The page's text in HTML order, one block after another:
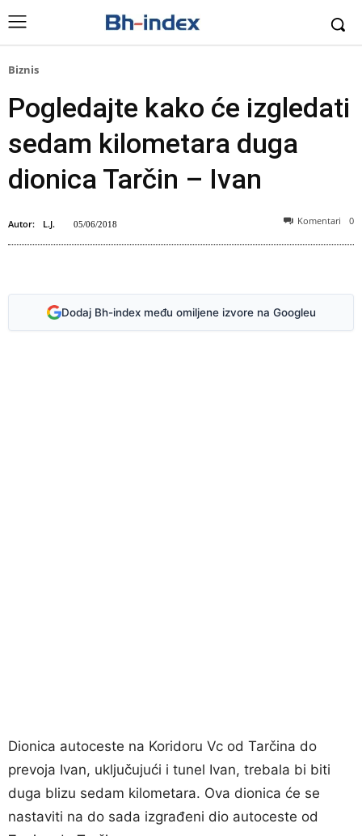
Biznis
Pogledajte kako će izgledati
sedam kilometara duga
dionica Tarčin – Ivan
Autor: L.J. 05/06/2018 Komentari 0
Dodaj Bh-index među omiljene izvore na Googleu
Dionica autoceste na Koridoru Vc od Tarčina do
prevoja Ivan, uključujući i tunel Ivan, trebala bi biti
duga blizu sedam kilometara. Ova dionica će se
nastaviti na do sada izgrađeni dio autoceste od